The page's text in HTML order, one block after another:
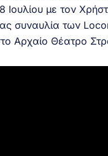
Ιουλίου με τον
συναυλία των
Αρχαίο Θέατρο